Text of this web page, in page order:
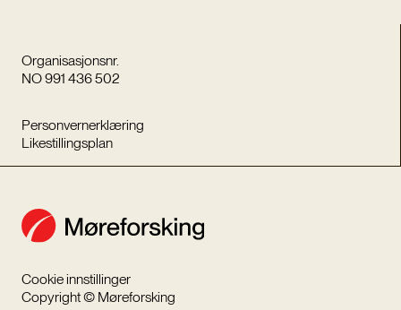
Organisasjonsnr.
NO 991 436 502
Personvernerklæring
Likestillingsplan
Cookie innstillinger
Copyright © Møreforsking